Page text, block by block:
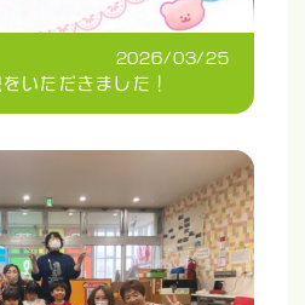
2026/03/25
いただきました！